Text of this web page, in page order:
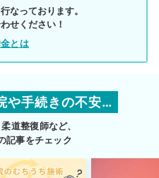
なっております。
せください！
とは
や手続きの不安…
道整復師など、
記事をチェック